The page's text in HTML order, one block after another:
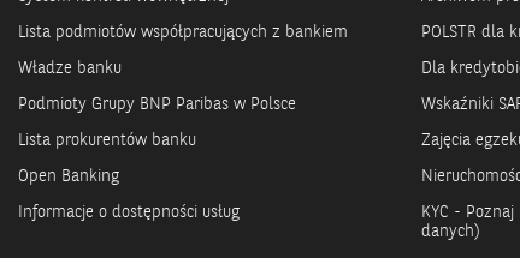
Lista podmiotów współpracujących z bankiem
Władze banku
Podmioty Grupy BNP Paribas w Polsce
Lista prokurentów banku
Open Banking
Informacje o dostępności usług
POLSTR dla
Dla
Wskaźniki
Zajęcia
KYC -
danych)